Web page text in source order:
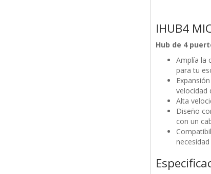
IHUB4
Hub de 4
Amplía la
para tu
velocidad
Alta
Diseño
con un